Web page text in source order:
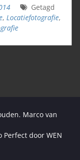
Getagd
, Locatiefotografie,
Marco van
Perfect doorWEN